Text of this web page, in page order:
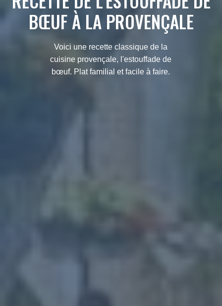
BŒUF À LA PROVENÇALE
Voici une recette classique de la
cuisine provençale, l'estouffade de
bœuf. Plat familial et facile à faire.